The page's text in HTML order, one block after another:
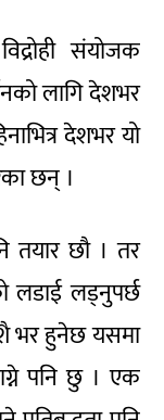
संयोजक
लागि देशभर
देशभर यो
छन् ।
तयार छौ । तर
लडाई लड्नुपर्छ
भर हुनेछ यसमा
पनि छु । एक